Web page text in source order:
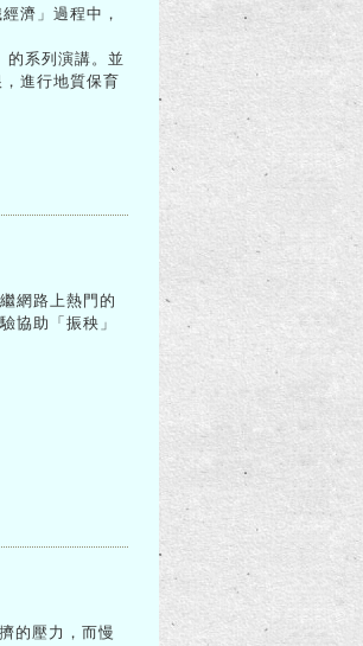
濟」過程中，
的系列演講。並
進行地質保育
網路上熱門的
協助「振秧」
的壓力，而慢